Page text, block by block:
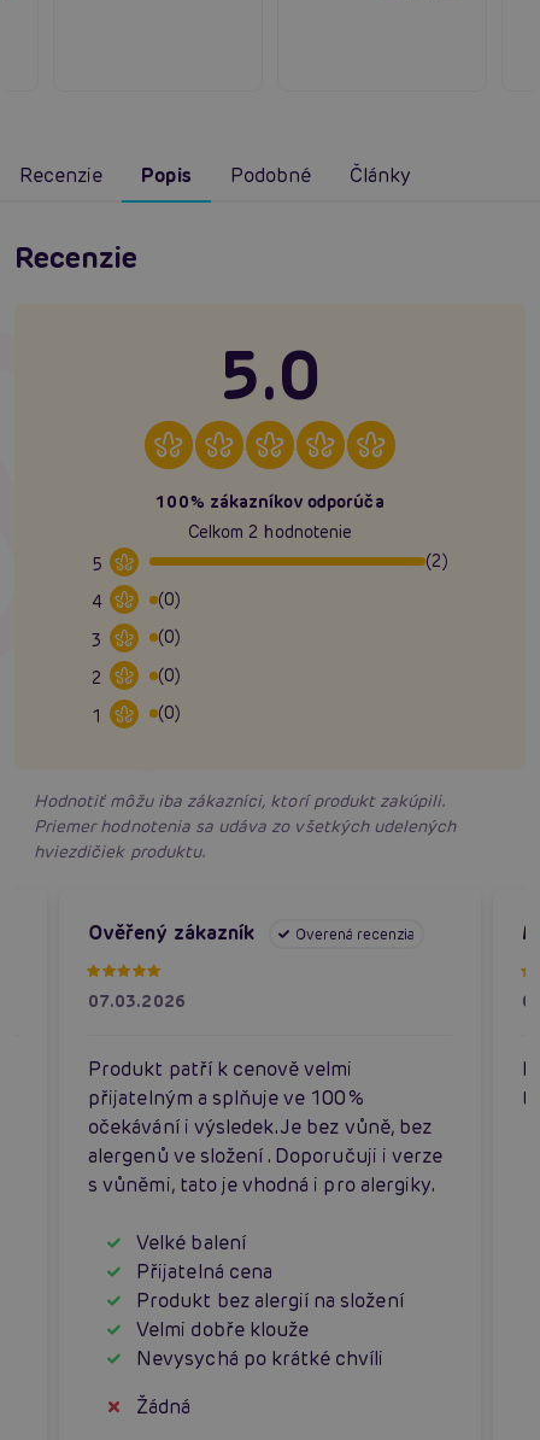
Recenzie Popis Podobné Články
Recenzie
5.0
100% zákazníkov odporúča
Celkom 2 hodnotenie
5
(2)
4
(0)
3
(0)
2
(0)
1
(0)
Hodnotiť môžu iba zákazníci, ktorí produkt zakúpili.
Priemer hodnotenia sa udáva zo všetkých udelených
hviezdičiek produktu.
Ověřený zákazník Overená recenzia
07.03.2026
Produkt patří k cenově velmi
přijatelným a splňuje ve 100%
očekávání i výsledek. Je bez vůně, bez
alergenů ve složení . Doporučuji i verze
s vůněmi, tato je vhodná i pro alergiky.
Velké balení
Přijatelná cena
Produkt bez alergií na složení
Velmi dobře klouže
Nevysychá po krátké chvíli
Žádná